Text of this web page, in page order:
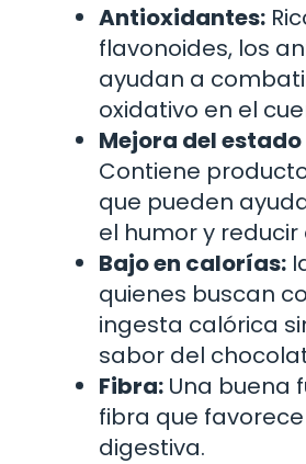
Antioxidantes:
flavonoides, los
ayudan a
oxidativo en el
Mejora del
Contiene
que pueden
el humor y reducir
Bajo en calorías:
quienes buscan
ingesta calórica
sabor del
Fibra: Una buena
fibra que
digestiva.